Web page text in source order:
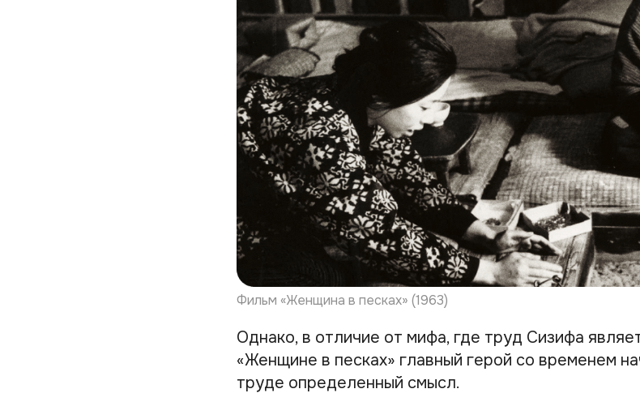
Фильм «Женщина в песках» (1963)
Однако, в отличие от мифа, где труд Сизифа
«Женщине в песках» главный герой со временем
труде определенный смысл.